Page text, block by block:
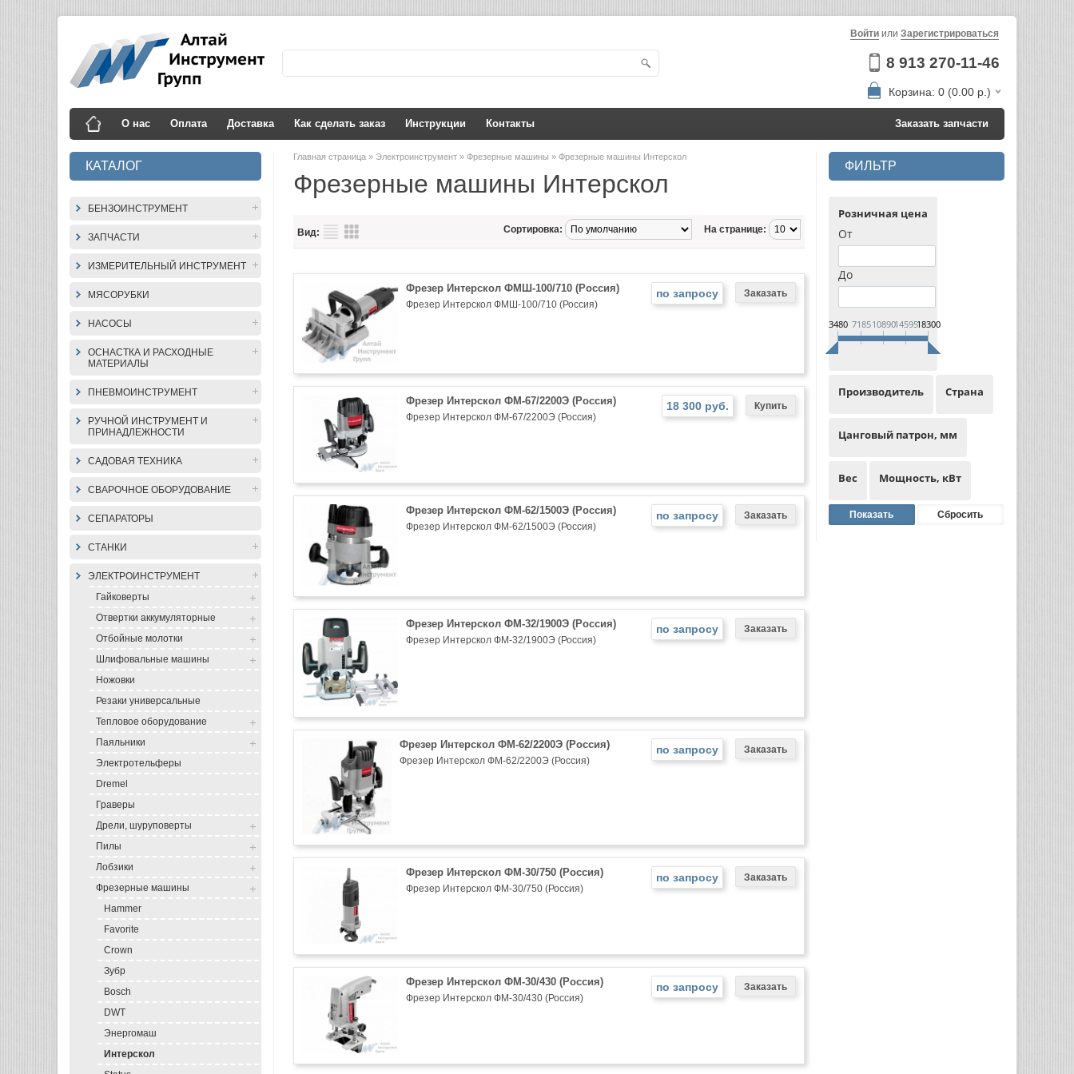
8 913 270-11-46
Войти или Зарегистрироваться
Корзина: 0 (0.00 р.)
О нас Оплата Доставка Как сделать заказ Инструкции Контакты Заказать запчасти
КАТАЛОГ
БЕНЗОИНСТРУМЕНТ
ЗАПЧАСТИ
ИЗМЕРИТЕЛЬНЫЙ ИНСТРУМЕНТ
МЯСОРУБКИ
НАСОСЫ
ОСНАСТКА И РАСХОДНЫЕ
МАТЕРИАЛЫ
ПНЕВМОИНСТРУМЕНТ
РУЧНОЙ ИНСТРУМЕНТ И
ПРИНАДЛЕЖНОСТИ
САДОВАЯ ТЕХНИКА
СВАРОЧНОЕ ОБОРУДОВАНИЕ
СЕПАРАТОРЫ
СТАНКИ
ЭЛЕКТРОИНСТРУМЕНТ
Гайковерты
Отвертки аккумуляторные
Отбойные молотки
Шлифовальные машины
Ножовки
Резаки универсальные
Тепловое оборудование
Паяльники
Электротельферы
Dremel
Граверы
Дрели, шуруповерты
Пилы
Лобзики
Фрезерные машины
Hammer
Favorite
Crown
Зубр
Bosch
DWT
Энергомаш
Интерскол
ФИЛЬТР
Розничная цена
От
До
3480 7185108901459518300
Производитель Страна
Цанговый патрон, мм
Вес Мощность, кВт
Главная страница » Электроинструмент » Фрезерные машины » Фрезерные машины Интерскол
Фрезерные машины Интерскол
Вид: На странице:
Сортировка:
по запросу
Фрезер Интерскол ФМШ-100/710 (Россия)
Фрезер Интерскол ФМШ-100/710 (Россия)
18 300 руб.
Фрезер Интерскол ФМ-67/2200Э (Россия)
Фрезер Интерскол ФМ-67/2200Э (Россия)
по запросу
Фрезер Интерскол ФМ-62/1500Э (Россия)
Фрезер Интерскол ФМ-62/1500Э (Россия)
по запросу
Фрезер Интерскол ФМ-32/1900Э (Россия)
Фрезер Интерскол ФМ-32/1900Э (Россия)
по запросу
Фрезер Интерскол ФМ-62/2200Э (Россия)
Фрезер Интерскол ФМ-62/2200Э (Россия)
по запросу
Фрезер Интерскол ФМ-30/750 (Россия)
Фрезер Интерскол ФМ-30/750 (Россия)
по запросу
Фрезер Интерскол ФМ-30/430 (Россия)
Фрезер Интерскол ФМ-30/430 (Россия)